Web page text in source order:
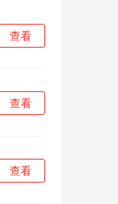
查看
查看
查看